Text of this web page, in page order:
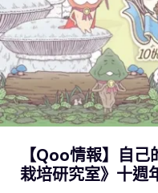
【Qoo情報】自
栽培研究室》十週